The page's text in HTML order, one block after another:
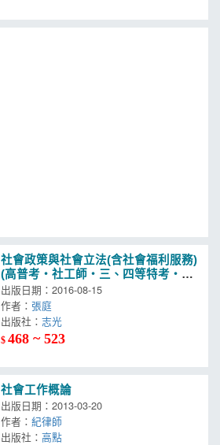
社會政策與社會立法(含社會福利服務)
(高普考‧社工師‧三、四等特考‧社
福特考考試專用)
出版日期：2016-08-15
作者：張庭
出版社：
$468 ~ 523
社會工作概論
出版日期：2013-03-20
作者：紀律師
出版社：